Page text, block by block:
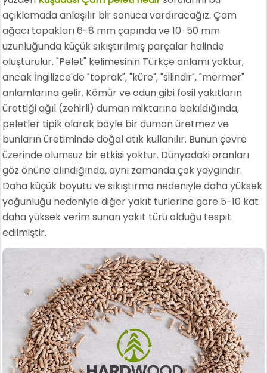
açıklamada anlaşılır bir sonuca vardıracağız. Çam
ağacı topakları 6-8 mm çapında ve 10-50 mm
uzunluğunda küçük sıkıştırılmış parçalar halinde
oluşturulur. "Pelet" kelimesinin Türkçe anlamı yoktur,
ancak İngilizce'de "toprak", "küre", "silindir", "mermer"
anlamlarına gelir. Kömür ve odun gibi fosil yakıtların
ürettiği ağıl (zehirli) duman miktarına bakıldığında,
peletler tipik olarak böyle bir duman üretmez ve
bunların üretiminde doğal atık kullanılır. Bunun çevre
üzerinde olumsuz bir etkisi yoktur. Dünyadaki oranları
göz önüne alındığında, aynı zamanda çok yaygındır.
Daha küçük boyutu ve sıkıştırma nedeniyle daha yüksek
yoğunluğu nedeniyle diğer yakıt türlerine göre 5-10 kat
daha yüksek verim sunan yakıt türü olduğu tespit
edilmiştir.